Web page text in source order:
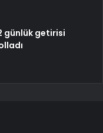
günlük getirisi